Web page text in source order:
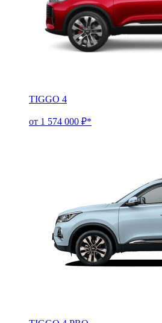
TIGGO 4
от 1 574 000 ₽*